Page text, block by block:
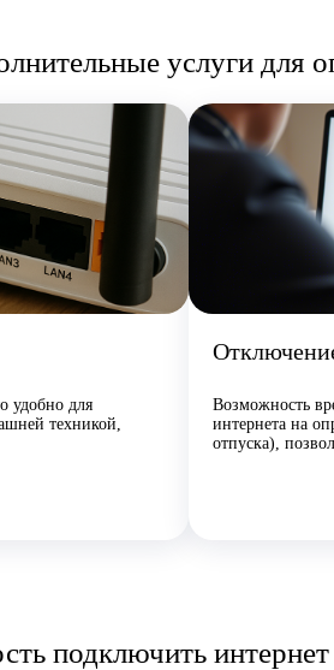
услуги для
удобно для
техникой,
Возможность
интернета на
отпуска),
подключить